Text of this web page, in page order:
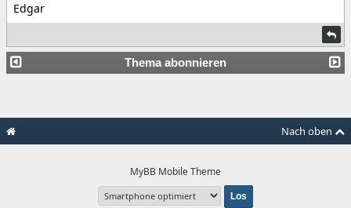
Edgar
Thema abonnieren
Nach oben
MyBB Mobile Theme